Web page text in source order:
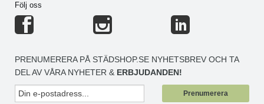
Följ oss
PRENUMERERA PÅ STÄDSHOP.SE NYHETSBREV OCH TA
DEL AV VÅRA NYHETER & ERBJUDANDEN!
Prenumerera